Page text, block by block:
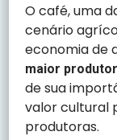
O café, uma
cenário
economia de
maior
de sua
valor cultural
produtoras.